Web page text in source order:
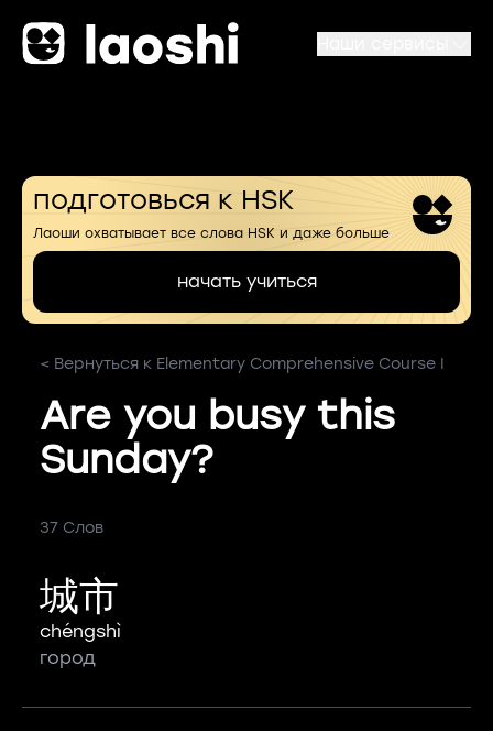
подготовься к HSK
Лаоши охватывает все слова HSK и даже больше
начать учиться
< Вернуться к Elementary Comprehensive Course I
Are you busy this
Sunday?
37 Слов
城市
chéngshì
город